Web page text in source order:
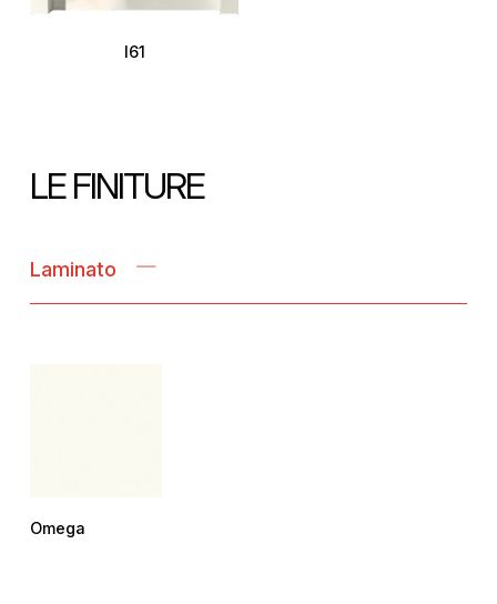
I61
LE FINITURE
Laminato
Omega